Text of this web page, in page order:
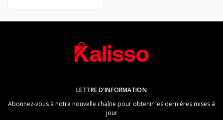
LETTRE D'INFORMATION
Abonnez-vous à notre nouvelle chaîne pour obtenir les dernières mises à
jour